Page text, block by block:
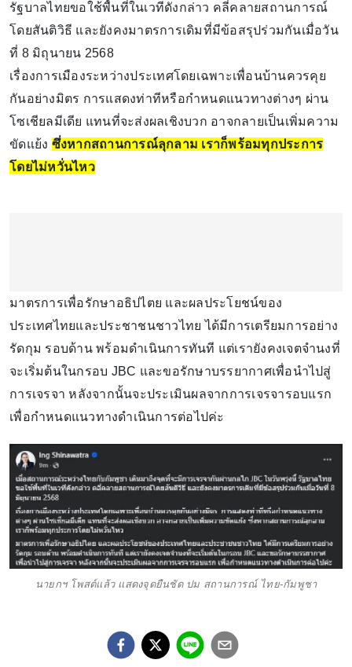
รัฐบาลไทยขอใช้พื้นที่ในเวทีดังกล่าว คลี่คลายสถานการณ์
โดยสันติวิธี และยังคงมาตรการเดิมที่มีข้อสรุปร่วมกันเมื่อวัน
ที่ 8 มิถุนายน 2568
เรื่องการเมืองระหว่างประเทศโดยเฉพาะเพื่อนบ้านควรคุย
กันอย่างมิตร การแสดงท่าทีหรือกำหนดแนวทางต่างๆ ผ่าน
โซเชียลมีเดีย แทนที่จะส่งผลเชิงบวก อาจกลายเป็นเพิ่มความ
ขัดแย้ง ซึ่งหากสถานการณ์ลุกลาม เราก็พร้อมทุกประการ
โดยไม่หวั่นไหว
มาตรการเพื่อรักษาอธิปไตย และผลประโยชน์ของ
ประเทศไทยและประชาชนชาวไทย ได้มีการเตรียมการอย่าง
รัดกุม รอบด้าน พร้อมดำเนินการทันที แต่เรายังคงเจตจำนงที่
จะเริ่มต้นในกรอบ JBC และขอรักษาบรรยากาศเพื่อนำไปสู่
การเจรจา หลังจากนั้นจะประเมินผลจากการเจรจารอบแรก
เพื่อกำหนดแนวทางดำเนินการต่อไปค่ะ
นายกฯ โพสต์แล้ว แสดงจุดยืนชัด ปม สถานการณ์ ไทย-กัมพูชา